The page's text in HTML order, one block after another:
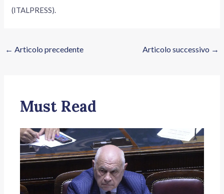
(ITALPRESS).
← Articolo precedente Articolo successivo →
Must Read